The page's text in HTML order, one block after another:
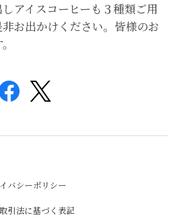
アイスコーヒーも３種類ご用
お出かけください。皆様のお
バシーポリシー
引法に基づく表記